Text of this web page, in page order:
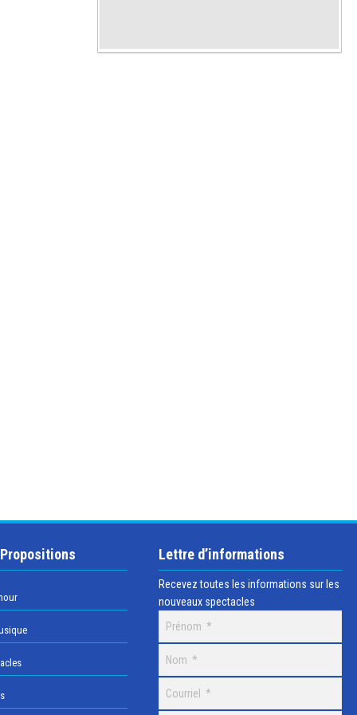
Lettre d’informations
Recevez toutes les informations sur les
nouveaux spectacles